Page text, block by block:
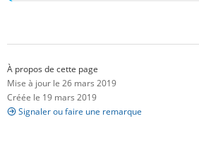
À propos de cette page
Mise à jour le 26 mars 2019
Créée le 19 mars 2019
Signaler ou faire une remarque